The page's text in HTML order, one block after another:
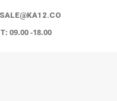
SALE@KA12.CO
09.00 -18.00